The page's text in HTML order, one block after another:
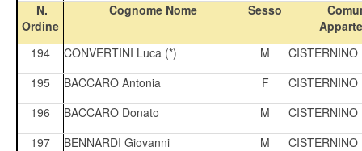
N.
Ordine
Cognome Nome Sesso
194
CONVERTINI Luca (*) M
CISTERNINO
195
BACCARO Antonia F
CISTERNINO
196
BACCARO Donato M
CISTERNINO
197
BENNARDI Giovanni M
CISTERNINO